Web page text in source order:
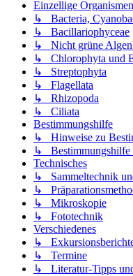
Einzellige Organismen
↳ Bacteria,
↳ Bacillariophyceae
↳ Nicht grüne Algen
↳ Chlorophyta und
↳ Streptophyta
↳ Flagellata
↳ Rhizopoda
↳ Ciliata
Bestimmungshilfe
↳ Hinweise zu
↳ Bestimmungshilfe
Technisches
↳ Sammeltechnik
↳
↳ Mikroskopie
↳ Fototechnik
Verschiedenes
↳
↳ Termine
↳ Literatur-Tipps